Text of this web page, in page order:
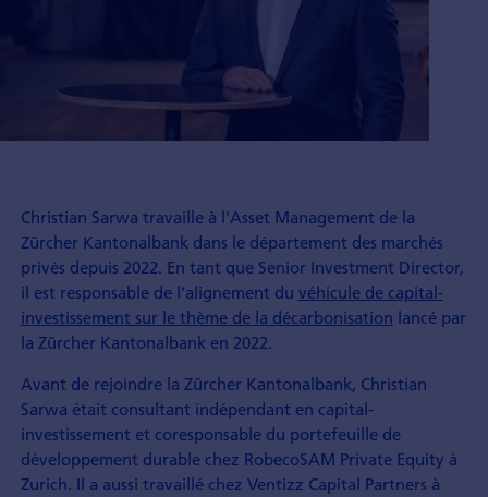
Christian Sarwa travaille à l'Asset Management de la
Zürcher Kantonalbank dans le département des marchés
privés depuis 2022. En tant que Senior Investment Director,
il est responsable de l'alignement du véhicule de capital-
investissement sur le thème de la décarbonisation lancé par
la Zürcher Kantonalbank en 2022.
Avant de rejoindre la Zürcher Kantonalbank, Christian
Sarwa était consultant indépendant en capital-
investissement et coresponsable du portefeuille de
développement durable chez RobecoSAM Private Equity à
Zurich. Il a aussi travaillé chez Ventizz Capital Partners à